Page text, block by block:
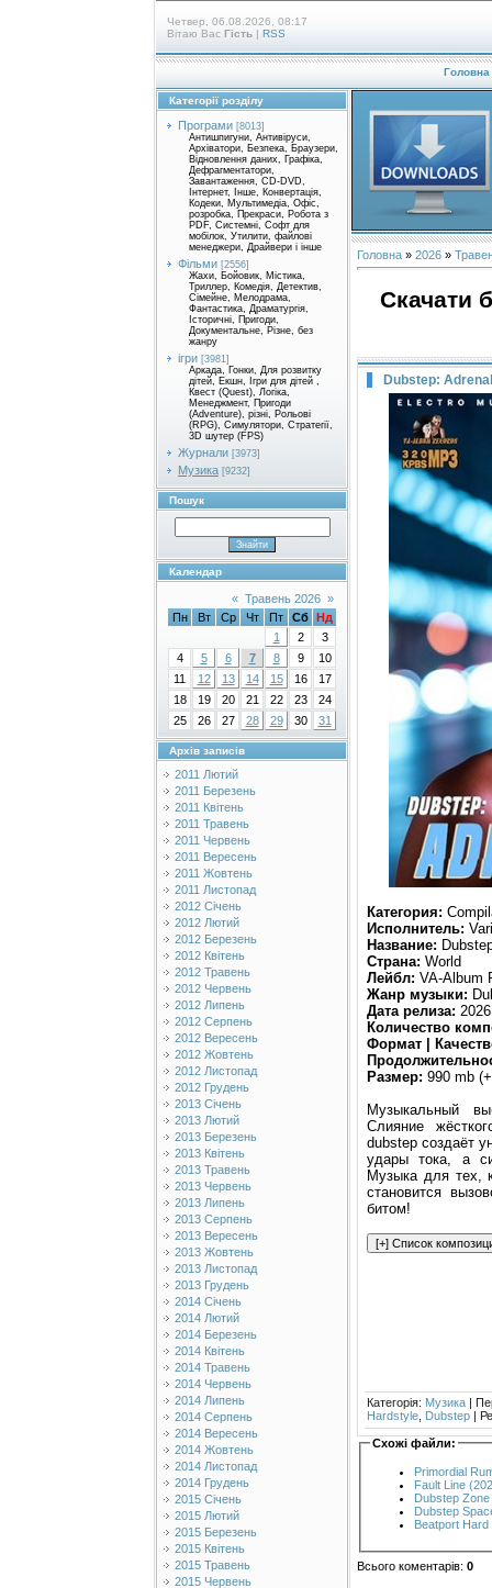
Четвер, 06.08.2026, 08:17
Вітаю Вас Гість | RSS
Головна
Категорії розділу
Програми [8013]
Антишпигуни, Антивіруси,
Архіватори, Безпека, Браузери,
Відновлення даних, Графіка,
Дефрагментатори,
Завантаження, CD-DVD,
Інтернет, Інше, Конвертація,
Кодеки, Мультимедіа, Офіс,
розробка, Прекраси, Робота з
PDF, Системні, Софт для
мобілок, Утилити, файлові
менеджери, Драйвери і інше
Фільми [2556]
Жахи, Бойовик, Містика,
Триллер, Комедія, Детектив,
Сімейне, Мелодрама,
Фантастика, Драматургія,
Історичні, Пригоди,
Документальне, Різне, без
жанру
ігри [3981]
Аркада, Гонки, Для розвитку
дітей, Екшн, Ігри для дітей ,
Квест (Quest), Логіка,
Менеджмент, Пригоди
(Adventure), різні, Рольові
(RPG), Симулятори, Стратегії,
3D шутер (FPS)
Журнали [3973]
Музика [9232]
Пошук
Календар
« Травень 2026 »
Пн
Вт Ср Чт Пт Сб Нд
1
2
3
4
5 6 7 8 9
10
11
12 13 14 15 16
17
18
19 20 21 22 23
24
25
26 27 28 29 30 31
Архів записів
2011 Лютий
2011 Березень
2011 Квітень
2011 Травень
2011 Червень
2011 Вересень
2011 Жовтень
2011 Листопад
2012 Січень
2012 Лютий
2012 Березень
2012 Квітень
2012 Травень
2012 Червень
2012 Липень
2012 Серпень
2012 Вересень
2012 Жовтень
2012 Листопад
2012 Грудень
2013 Січень
2013 Лютий
2013 Березень
2013 Квітень
2013 Травень
2013 Червень
2013 Липень
2013 Серпень
2013 Вересень
2013 Жовтень
2013 Листопад
2013 Грудень
2014 Січень
2014 Лютий
2014 Березень
2014 Квітень
2014 Травень
2014 Червень
2014 Липень
2014 Серпень
2014 Вересень
2014 Жовтень
2014 Листопад
2014 Грудень
2015 Січень
2015 Лютий
2015 Березень
2015 Квітень
2015 Травень
2015 Червень
Головна » 2026 »
Скачати
Dubstep:
Категория:
Исполнитель:
Название:
Страна: World
Лейбл: VA-Album
Жанр музыки:
Дата релиза: 2026
Количество
Формат |
Размер: 990 mb
Музыкальный
Слияние
dubstep создаёт
удары тока, а
Музыка для тех,
становится
битом!
Категорія: Музика |
Hardstyle Dubstep |
Схожі файли:
Primordial
Fault Line
Dubstep
Dubstep
Beatport
Всього коментарів: 0